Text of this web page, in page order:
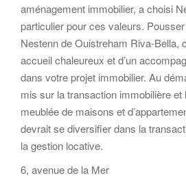
aménagement immobilier, a choisi
particulier pour ces valeurs. Pousser
Nestenn de Ouistreham Riva-Bella,
accueil chaleureux et d’un
dans votre projet immobilier. Au
mis sur la transaction immobilière et
meublée de maisons et
devrait se diversifier dans la
la gestion locative.
6, avenue de la Mer